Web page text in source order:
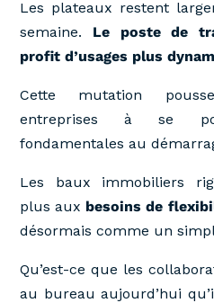
Les plateaux restent
semaine. Le poste de
profit d’usages plus
Cette mutation
entreprises à se
fondamentales au
Les baux immobiliers
plus aux besoins de
désormais comme un
Qu’est-ce que les
au bureau aujourd’hui